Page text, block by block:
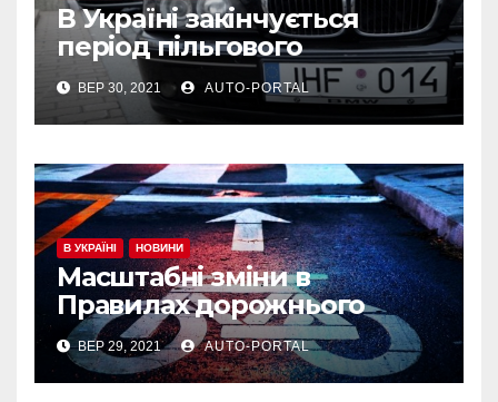
В Україні закінчується
період пільгового
розмитнення «євроблях»:
до чого готуватися
власникам
ВЕР 30, 2021 AUTO-PORTAL
В УКРАЇНІ НОВИНИ
Масштабні зміни в
Правилах дорожнього
руху України
ВЕР 29, 2021 AUTO-PORTAL